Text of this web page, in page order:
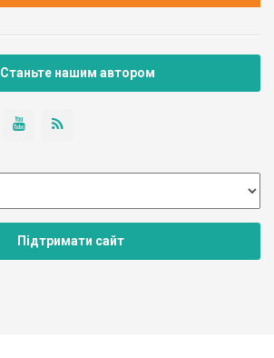
Станьте нашим автором
Підтримати сайт